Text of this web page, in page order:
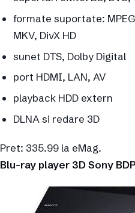
formate suportate:
MKV, DivX HD
sunet DTS, Dolby Digital
port HDMI, LAN, AV
playback HDD extern
DLNA si redare 3D
Pret: 335.99 la eMag.
Blu-ray player 3D Sony